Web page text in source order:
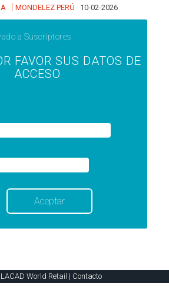
|MONDELEZ PERÚ 10-02-2026
a Suscriptores
FAVOR SUS DATOS DE
ACCESO
World Retail | Contacto